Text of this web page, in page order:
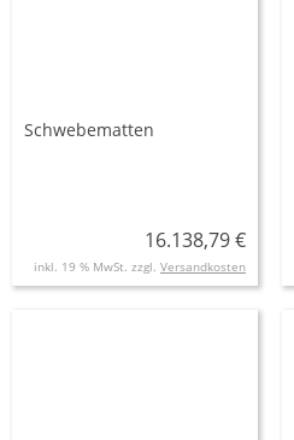
Schwebematten
16.138,79 €
inkl. 19 % MwSt. zzgl. Versandkosten